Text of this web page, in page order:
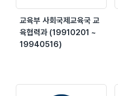
교육부 사회국제교육국 교
육협력과 (19910201 ~
19940516)